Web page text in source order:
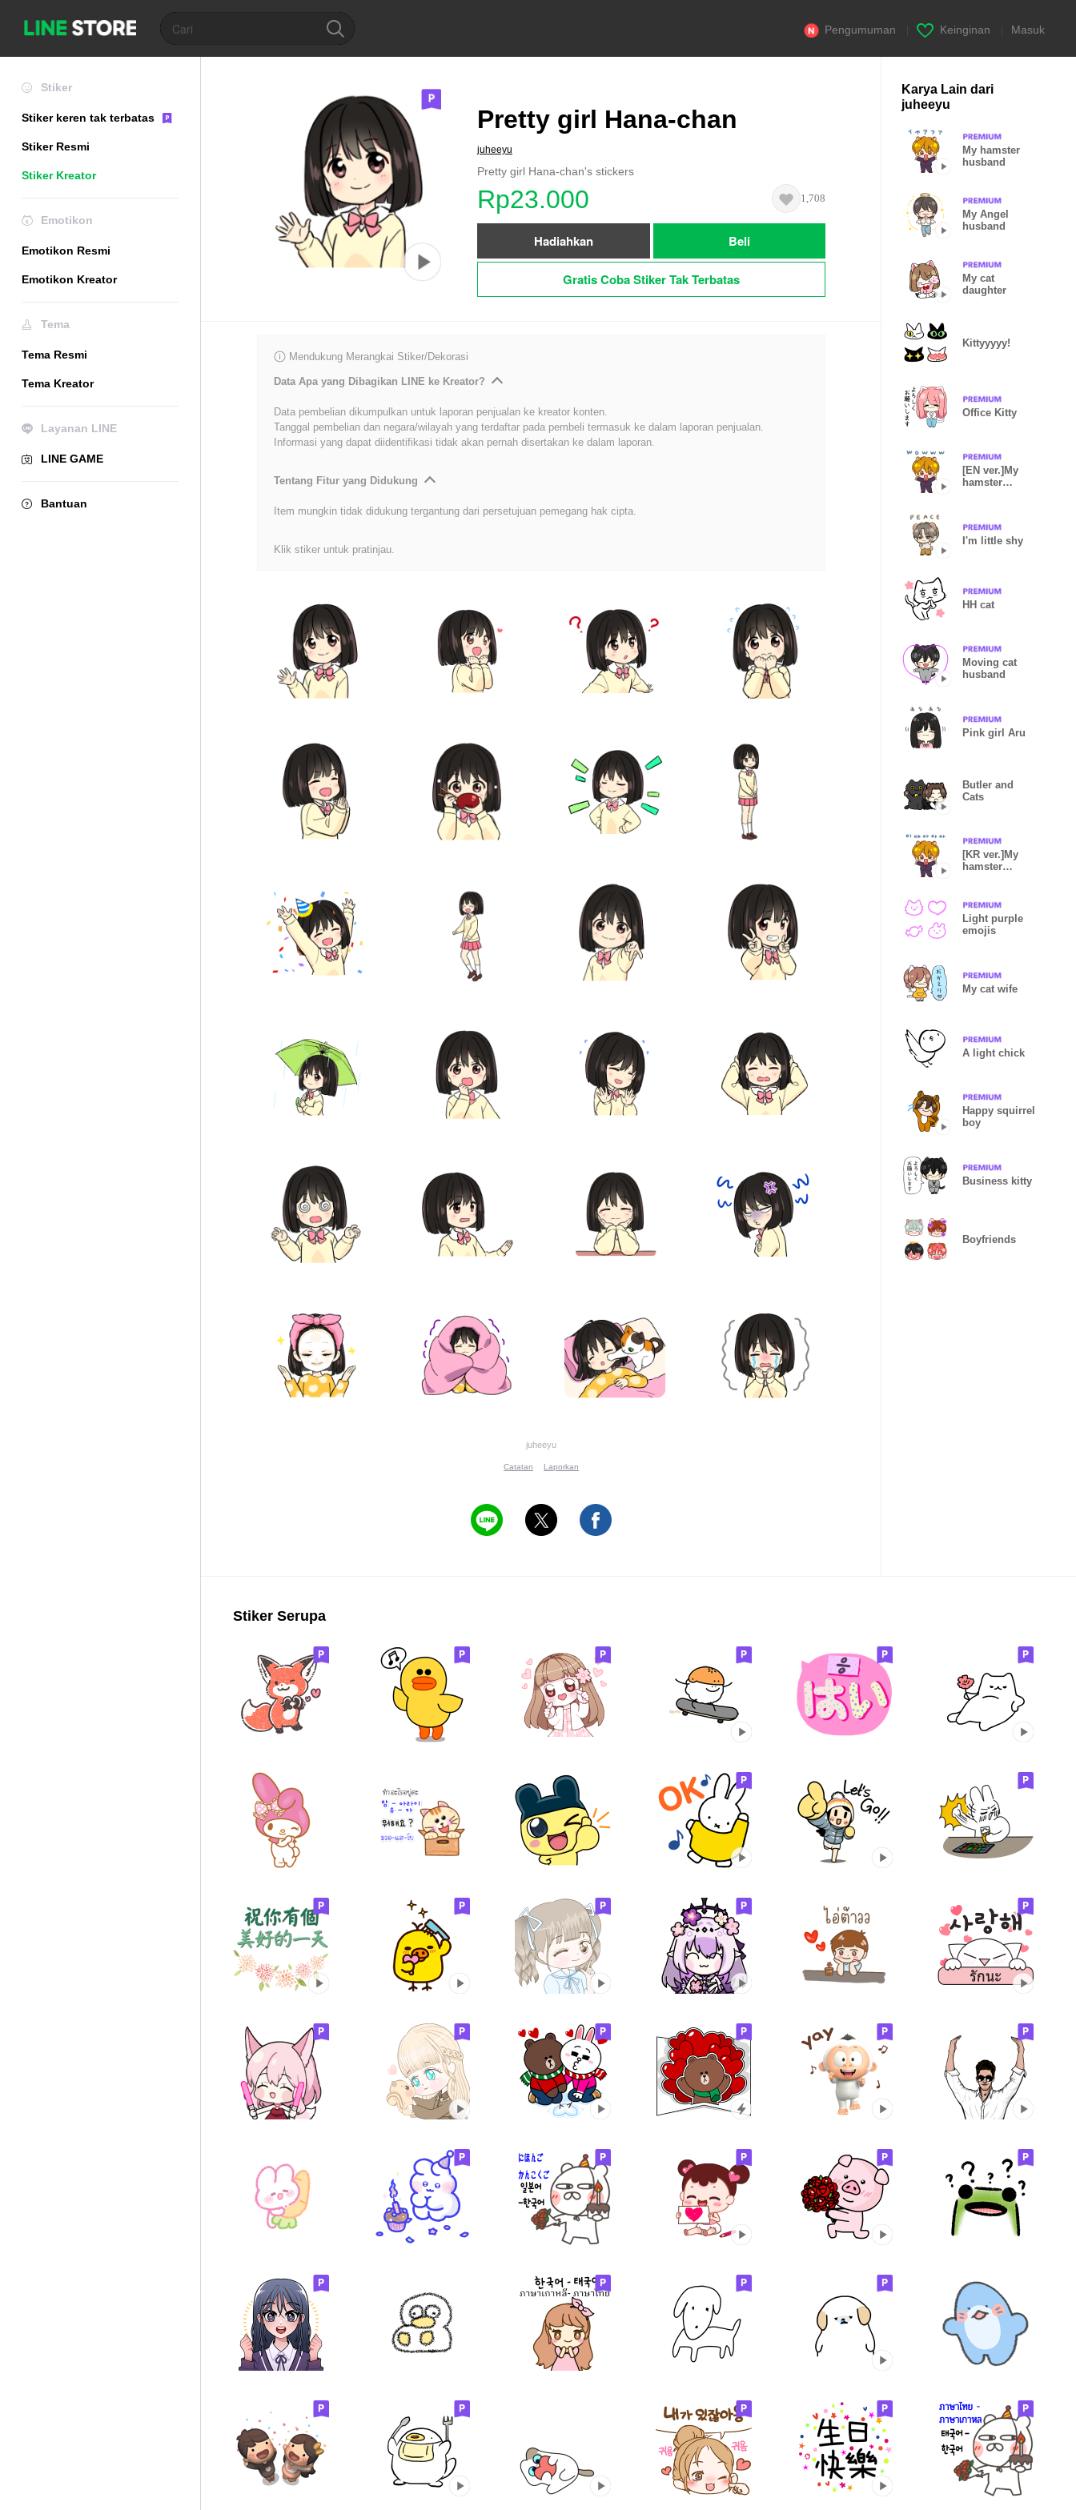
Pengumuman Keinginan Masuk
Stiker
Stiker keren tak terbatas
Stiker Resmi
Stiker Kreator
Emotikon
Emotikon Resmi
Emotikon Kreator
Tema
Tema Resmi
Tema Kreator
Layanan LINE
LINE GAME
Bantuan
Pretty girl Hana-chan
juheeyu
Pretty girl Hana-chan's stickers
Rp23.000 1,708
Hadiahkan Beli
Gratis Coba Stiker Tak Terbatas
Mendukung Merangkai Stiker/Dekorasi
Data Apa yang Dibagikan LINE ke Kreator?
Data pembelian dikumpulkan untuk laporan penjualan ke kreator konten.
Tanggal pembelian dan negara/wilayah yang terdaftar pada pembeli termasuk ke dalam laporan penjualan.
Informasi yang dapat diidentifikasi tidak akan pernah disertakan ke dalam laporan.
Tentang Fitur yang Didukung
Item mungkin tidak didukung tergantung dari persetujuan pemegang hak cipta.
Klik stiker untuk pratinjau.
juheeyu
Catatan Laporkan
Karya Lain dari
juheeyu
My hamster
husband
My Angel
husband
My cat
daughter
Kittyyyyy!
Office Kitty
[EN ver.]My
hamster
I'm little shy
HH cat
Moving cat
husband
Pink girl Aru
Butler and
Cats
[KR ver.]My
hamster
Light purple
emojis
My cat wife
A light chick
Happy squirrel
boy
Business kitty
Boyfriends
Stiker Serupa